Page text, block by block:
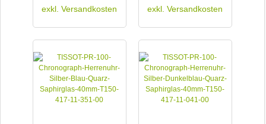
exkl.Versandkosten exkl.Versandkosten